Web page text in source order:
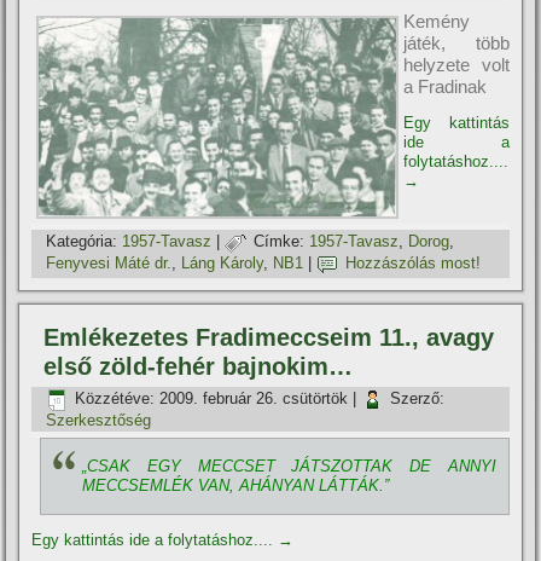
Kemény
játék, több
helyzete volt
a Fradinak
Egy kattintás
ide a
folytatáshoz....
→
Kategória: 1957-Tavasz | Címke: 1957-Tavasz, Dorog,
Fenyvesi Máté dr., Láng Károly, NB1 Hozzászólás most!
Emlékezetes Fradimeccseim 11., avagy
első zöld-fehér bajnokim…
Közzétéve: 2009. február 26. csütörtök
Szerző:
Szerkesztőség
„CSAK EGY MECCSET JÁTSZOTTAK DE ANNYI
MECCSEMLÉK VAN, AHÁNYAN LÁTTÁK.”
Egy kattintás ide a folytatáshoz.... →